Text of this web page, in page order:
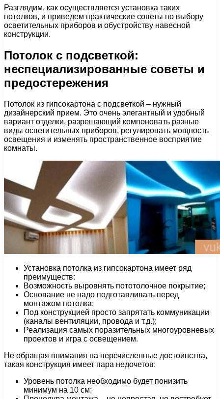
Разглядим, как осуществляется установка таких
потолков, и приведем практические советы по выбору
осветительных приборов и обустройству навесной
конструкции.
Потолок с подсветкой:
неспециализированные советы и
предостережения
Потолок из гипсокартона с подсветкой – нужный
дизайнерский прием. Это очень элегантный и удобный
вариант отделки, разрешающий компоновать разные
виды осветительных приборов, регулировать мощность
освещения и изменять пространственное восприятие
комнаты.
Установка потолка из гипсокартона имеет ряд
преимуществ:
Возможность выровнять пототолочное покрытие;
Основание не надо подготавливать перед
монтажом потолка;
Под конструкцией просто запрятать коммуникации
(каналы вентиляции, провода и т.д.);
Реализация самых поразительных многоуровневых
проектов и игра с освещением.
Не обращая внимания на перечисленные достоинства,
такая конструкция имеет пара недочетов:
Уровень потолка необходимо будет понизить
минимум на 10 см;